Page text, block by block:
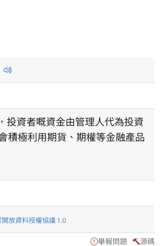
投資者嘅資金由管理人代為投資
積極利用期貨、期權等金融產品
放資料授權協議 1.0
舉報問題 源碼